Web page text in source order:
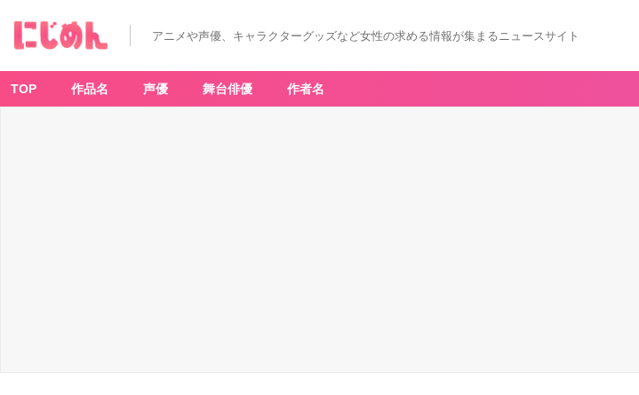
アニメや声優、キャラクターグッズなど女性の求める情報が集まるニュースサイト
TOP 作品名 声優 舞台俳優 作者名